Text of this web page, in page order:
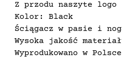
Z przodu naszyte logo
Kolor: Black
Ściągacz w pasie i
Wysoka jakość
Wyprodukowano w Polsce